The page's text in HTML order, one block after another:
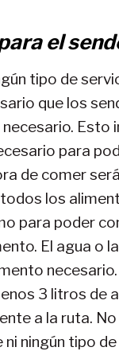
el
tipo de
que los
Esto
para
de comer
los
para poder
El agua o
necesario.
3 litros de
a la ruta.
ni ningún tipo